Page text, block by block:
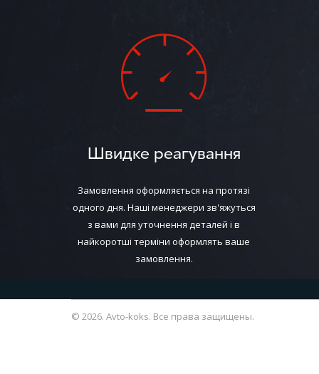
Швидке реагування
Замовлення оформляється на протязі
одного дня. Наші менеджери зв'яжуться
з вами для уточнення деталей і в
найкоротші терміни оформлять ваше
замовлення.
© 2026. Avto-koks. Все права защищены.